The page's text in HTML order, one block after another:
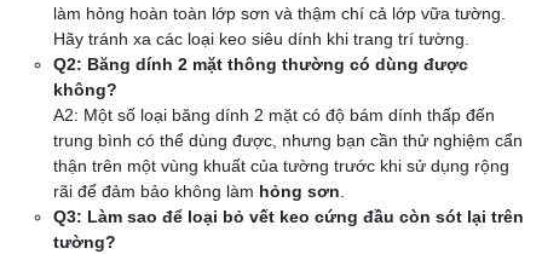
làm hỏng hoàn toàn lớp sơn và thậm chí cả lớp vữa tường.
Hãy tránh xa các loại keo siêu dính khi trang trí tường.
Q2: Băng dính 2 mặt thông thường có dùng được
không?
A2: Một số loại băng dính 2 mặt có độ bám dính thấp đến
trung bình có thể dùng được, nhưng bạn cần thử nghiệm cẩn
thận trên một vùng khuất của tường trước khi sử dụng rộng
rãi để đảm bảo không làm hỏng sơn.
Q3: Làm sao để loại bỏ vết keo cứng đầu còn sót lại trên
tường?